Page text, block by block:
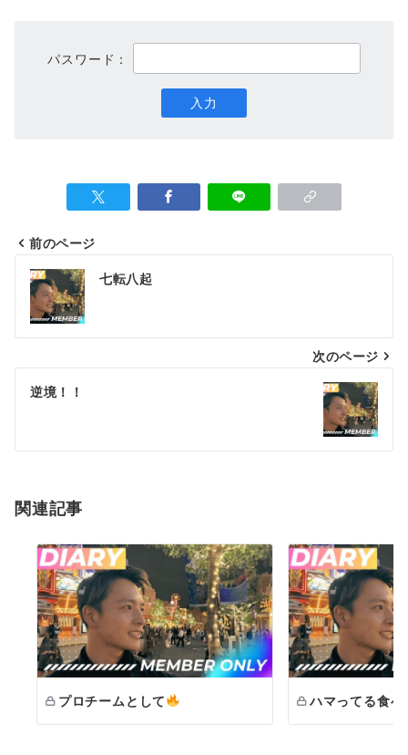
パスワード：
投
稿
ナ
ビ
ゲ
シ
ン
前のページ
七転八起
次のページ
逆境！！
関連記事
プロチームとして ハマってる食べ